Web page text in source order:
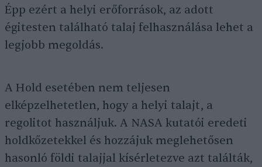
Épp ezért a helyi erőforrások, az adott
égitesten található talaj felhasználása lehet a
legjobb megoldás.
A Hold esetében nem teljesen
elképzelhetetlen, hogy a helyi talajt, a
regolitot használjuk. A NASA kutatói eredeti
holdkőzetekkel és hozzájuk meglehetősen
hasonló földi talajjal kísérletezve azt találták,